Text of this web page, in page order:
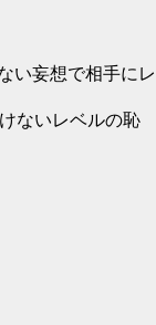
い妄想で相手にレ
ないレベルの恥